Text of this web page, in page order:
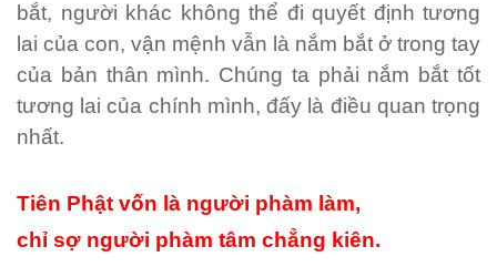
bắt, người khác không thể đi quyết định tương
lai của con, vận mệnh vẫn là nắm bắt ở trong tay
của bản thân mình. Chúng ta phải nắm bắt tốt
tương lai của chính mình, đấy là điều quan trọng
nhất.
Tiên Phật vốn là người phàm làm,
chỉ sợ người phàm tâm chẳng kiên.